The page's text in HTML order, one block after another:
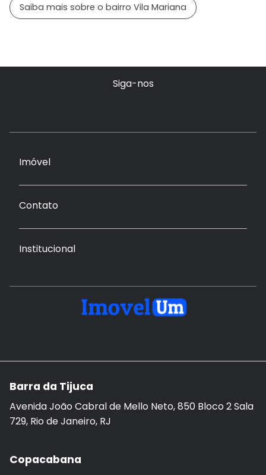
Saiba mais sobre o bairro Vila Mariana
Siga-nos
Imóvel
Contato
Institucional
Barra da Tijuca
Avenida João Cabral de Mello Neto, 850 Bloco 2 Sala
729, Rio de Janeiro, RJ
Copacabana